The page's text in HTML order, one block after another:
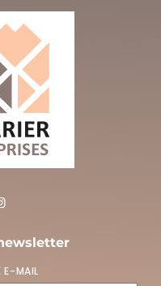
E-MAIL